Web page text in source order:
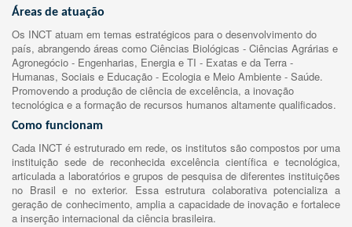
Áreas de atuação
Os INCT atuam em temas estratégicos para o desenvolvimento do
país, abrangendo áreas como Ciências Biológicas - Ciências Agrárias e
Agronegócio - Engenharias, Energia e TI - Exatas e da Terra -
Humanas, Sociais e Educação - Ecologia e Meio Ambiente - Saúde.
Promovendo a produção de ciência de excelência, a inovação
tecnológica e a formação de recursos humanos altamente qualificados.
Como funcionam
Cada INCT é estruturado em rede, os institutos são compostos por uma
instituição sede de reconhecida excelência científica e tecnológica,
articulada a laboratórios e grupos de pesquisa de diferentes instituições
no Brasil e no exterior. Essa estrutura colaborativa potencializa a
geração de conhecimento, amplia a capacidade de inovação e fortalece
a inserção internacional da ciência brasileira.